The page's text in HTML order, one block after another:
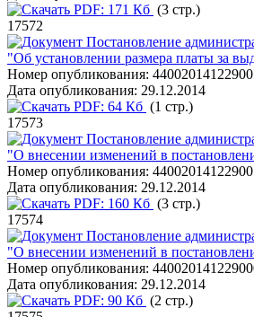
PDF: 171 Кб (3 стр.)
17572
Постановление
"Об установлении размера платы за
Номер опубликования:
Дата опубликования: 29.12.2014
PDF: 64 Кб (1 стр.)
17573
Постановление
"О внесении изменений в
Номер опубликования:
Дата опубликования: 29.12.2014
PDF: 160 Кб (3 стр.)
17574
Постановление
"О внесении изменений в
Номер опубликования:
Дата опубликования: 29.12.2014
PDF: 90 Кб (2 стр.)